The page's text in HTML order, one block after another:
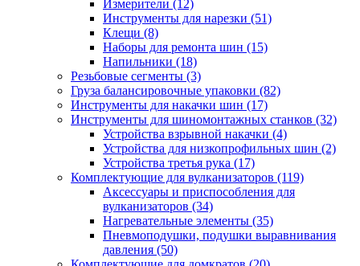
Измерители (12)
Инструменты для нарезки (51)
Клещи (8)
Наборы для ремонта шин (15)
Напильники (18)
Резьбовые сегменты (3)
Груза балансировочные упаковки (82)
Инструменты для накачки шин (17)
Инструменты для шиномонтажных станков (32)
Устройства взрывной накачки (4)
Устройства для низкопрофильных шин (2)
Устройства третья рука (17)
Комплектующие для вулканизаторов (119)
Аксессуары и приспособления для
вулканизаторов (34)
Нагревательные элементы (35)
Пневмоподушки, подушки выравнивания
давления (50)